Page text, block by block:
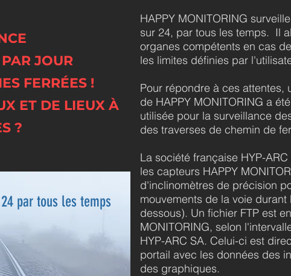
JOUR
FERRÉES !
ET DE LIEUX À
?
par tous les temps
HAPPY MONITORING
sur 24, par tous les temps. Il
organes compétents en cas
les limites définies par
Pour répondre à ces attentes,
de HAPPY MONITORING a
utilisée pour la surveillance
des traverses de chemin de
La société française HYP-
les capteurs HAPPY
d'inclinomètres de précision
mouvements de la voie
dessous). Un fichier FTP est
MONITORING, selon
HYP-ARC SA. Celui-ci est
portail avec les données des
des graphiques.